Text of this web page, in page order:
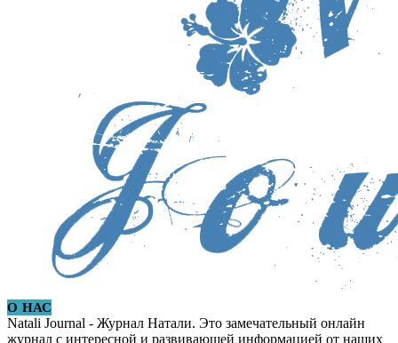
О НАС
Natali Journal - Журнал Натали. Это замечательный онлайн
журнал с интересной и развивающей информацией от наших